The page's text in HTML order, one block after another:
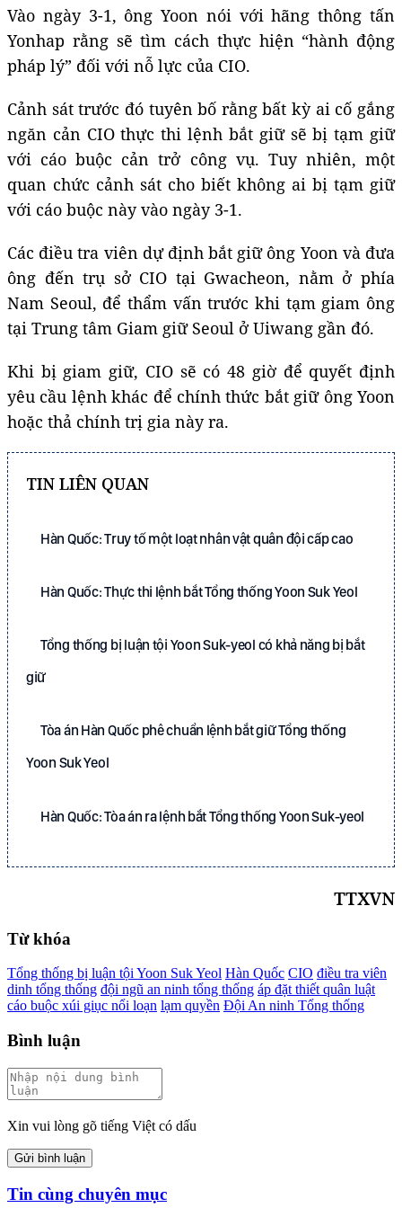
Vào ngày 3-1, ông Yoon nói với hãng thông tấn
Yonhap rằng sẽ tìm cách thực hiện “hành động
pháp lý” đối với nỗ lực của CIO.
Cảnh sát trước đó tuyên bố rằng bất kỳ ai cố gắng
ngăn cản CIO thực thi lệnh bắt giữ sẽ bị tạm giữ
với cáo buộc cản trở công vụ. Tuy nhiên, một
quan chức cảnh sát cho biết không ai bị tạm giữ
với cáo buộc này vào ngày 3-1.
Các điều tra viên dự định bắt giữ ông Yoon và đưa
ông đến trụ sở CIO tại Gwacheon, nằm ở phía
Nam Seoul, để thẩm vấn trước khi tạm giam ông
tại Trung tâm Giam giữ Seoul ở Uiwang gần đó.
Khi bị giam giữ, CIO sẽ có 48 giờ để quyết định
yêu cầu lệnh khác để chính thức bắt giữ ông Yoon
hoặc thả chính trị gia này ra.
TIN LIÊN QUAN
Hàn Quốc: Truy tố một loạt nhân vật quân đội cấp cao
Hàn Quốc: Thực thi lệnh bắt Tổng thống Yoon Suk Yeol
Tổng thống bị luận tội Yoon Suk-yeol có khả năng bị bắt
giữ
Tòa án Hàn Quốc phê chuẩn lệnh bắt giữ Tổng thống
Yoon Suk Yeol
Hàn Quốc: Tòa án ra lệnh bắt Tổng thống Yoon Suk-yeol
TTXVN
Từ khóa
Tổng thống bị luận tội Yoon Suk Yeol Hàn Quốc CIO điều tra viên
dinh tổng thống đội ngũ an ninh tổng thống áp đặt thiết quân luật
cáo buộc xúi giục nổi loạn lạm quyền Đội An ninh Tổng thống
Bình luận
Xin vui lòng gõ tiếng Việt có dấu
Gửi bình luận
Tin cùng chuyên mục